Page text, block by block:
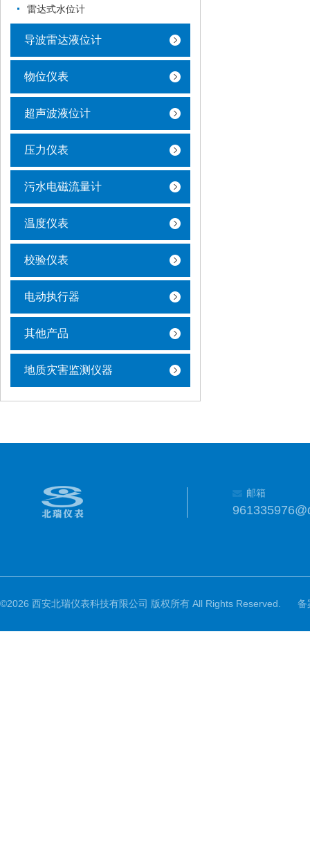
雷达式水位计
导波雷达液位计
物位仪表
超声波液位计
压力仪表
污水电磁流量计
温度仪表
校验仪表
电动执行器
其他产品
地质灾害监测仪器
邮箱
©2026 西安北瑞仪表科技有限公司 版权所有 All Rights Reserved. 备